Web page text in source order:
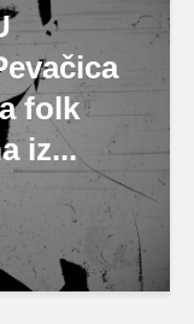
folk
iz...